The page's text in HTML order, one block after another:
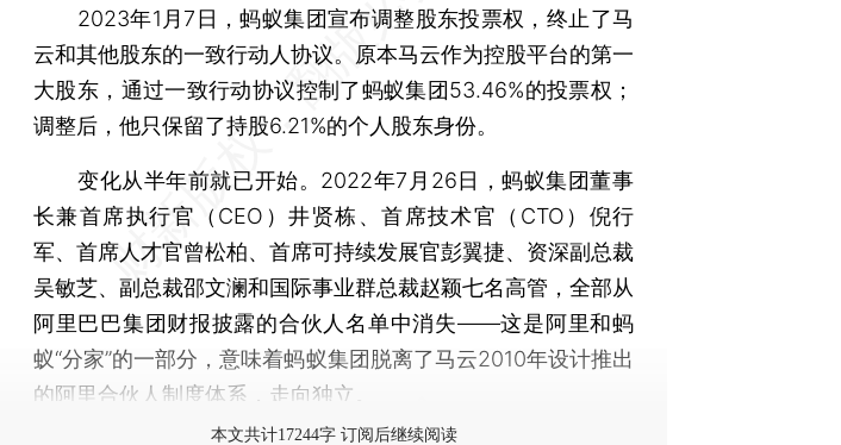
2023年1月7日，蚂蚁集团宣布调整股东投票权，终止了马
云和其他股东的一致行动人协议。原本马云作为控股平台的第一
大股东，通过一致行动协议控制了蚂蚁集团53.46%的投票权；
调整后，他只保留了持股6.21%的个人股东身份。
变化从半年前就已开始。2022年7月26日，蚂蚁集团董事
长兼首席执行官（CEO）井贤栋、首席技术官（CTO）倪行
军、首席人才官曾松柏、首席可持续发展官彭翼捷、资深副总裁
吴敏芝、副总裁邵文澜和国际事业群总裁赵颖七名高管，全部从
阿里巴巴集团财报披露的合伙人名单中消失——这是阿里和蚂
蚁“分家”的一部分，意味着蚂蚁集团脱离了马云2010年设计推出
的阿里合伙人制度体系，走向独立。
本文共计17244字 订阅后继续阅读